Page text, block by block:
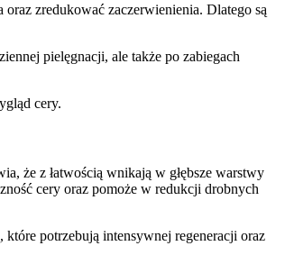
oraz zredukować zaczerwienienia. Dlatego są
pielęgnacji, ale także po zabiegach
cery.
że z łatwością wnikają w głębsze warstwy
cery oraz pomoże w redukcji drobnych
potrzebują intensywnej regeneracji oraz